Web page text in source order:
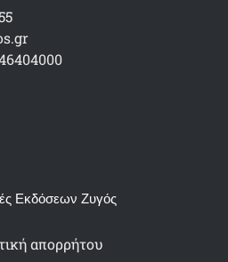
Εκδόσεων Ζυγός
απορρήτου